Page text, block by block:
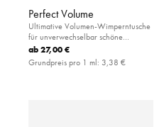
Perfect Volume
Ultimative Volumen-Wimperntusche
für unverwechselbar schöne
Wimpern
ab27,00 €
Grundpreis pro 1 ml: 3,38 €